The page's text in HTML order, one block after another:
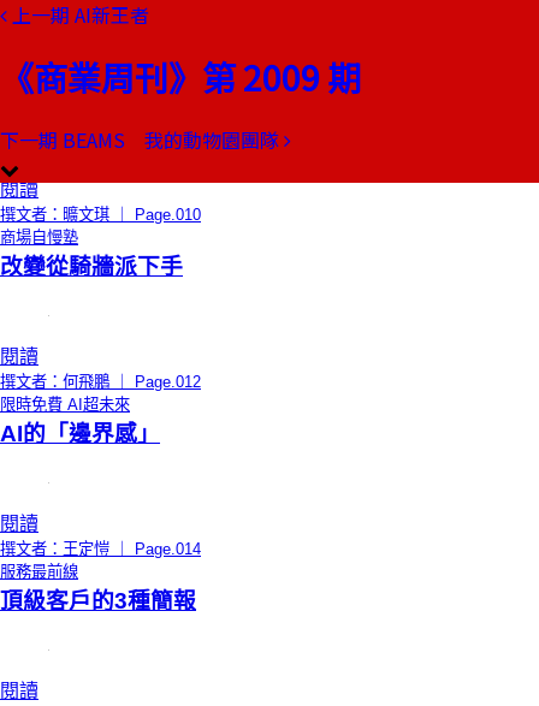
上一期 AI新王者
《商業周刊》第 2009 期
下一期 BEAMS 我的動物園團隊
本期目錄
總編輯的話
拿掉舊眼鏡
閱讀
撰文者：曠文琪 ｜ Page.010
商場自慢塾
改變從騎牆派下手
閱讀
撰文者：何飛鵬 ｜ Page.012
限時免費 AI超未來
AI的「邊界感」
閱讀
撰文者：王定愷 ｜ Page.014
服務最前線
頂級客戶的3種簡報
閱讀